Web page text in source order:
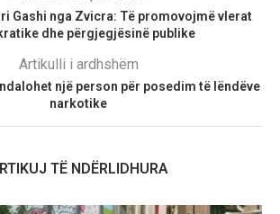
Gashi nga Zvicra: Të promovojmë vlerat
dhe përgjegjësinë publike
Artikulli i ardhshëm
një person për posedim të lëndëve
narkotike
TË NDËRLIDHURA